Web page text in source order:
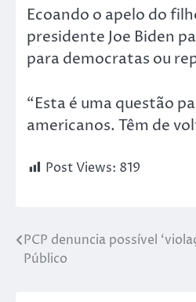
Ecoando o apelo do
presidente Joe Biden
para democratas ou
“Esta é uma questão
americanos. Têm de
Post Views: 819
PCP denuncia possível
Público